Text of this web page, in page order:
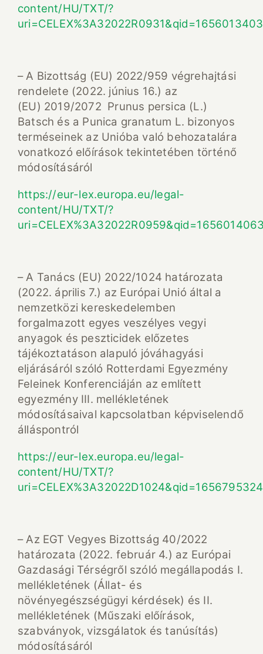
content/HU/TXT/?
– A Bizottság (EU) 2022/959 végrehajtási
rendelete (2022. június 16.) az
(EU) 2019/2072 Prunus persica (L.)
Batsch és a Punica granatum L. bizonyos
terméseinek az Unióba való behozatalára
vonatkozó előírások tekintetében történő
módosításáról
https://eur-lex.europa.eu/legal-
content/HU/TXT/?
– A Tanács (EU) 2022/1024 határozata
(2022. április 7.) az Európai Unió által a
nemzetközi kereskedelemben
forgalmazott egyes veszélyes vegyi
anyagok és peszticidek előzetes
tájékoztatáson alapuló jóváhagyási
eljárásáról szóló Rotterdami Egyezmény
Feleinek Konferenciáján az említett
egyezmény III. mellékletének
módosításaival kapcsolatban képviselendő
álláspontról
https://eur-lex.europa.eu/legal-
content/HU/TXT/?
– Az EGT Vegyes Bizottság 40/2022
határozata (2022. február 4.) az Európai
Gazdasági Térségről szóló megállapodás I.
mellékletének (Állat- és
növényegészségügyi kérdések) és II.
mellékletének (Műszaki előírások,
szabványok, vizsgálatok és tanúsítás)
módosításáról